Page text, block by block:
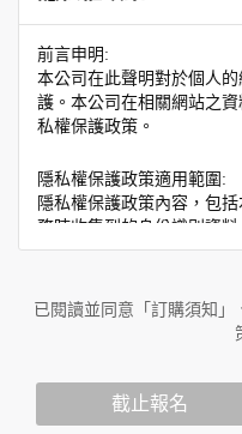
前言申明:
本公司在此聲明對於個人
護。本公司在相關網站之
私權保護政策。
隱私權保護政策適用範圍:
隱私權保護政策內容，包
務時收集到的身份識別資
作與本公司合作時分享的
人員。例如您透過本公司
放連結的廠商也可能蒐集
人資訊，這些廣告廠商或
您個人在本網站上的聊天
已閱讀並同意「訂購須知
截止報名